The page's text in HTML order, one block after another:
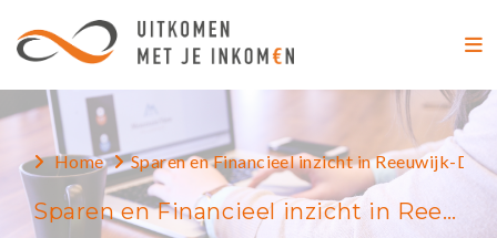
Home Sparen en Financieel inzicht in Reeuwijk-
Sparen en Financieel inzicht in Reeuwijk-Dorp